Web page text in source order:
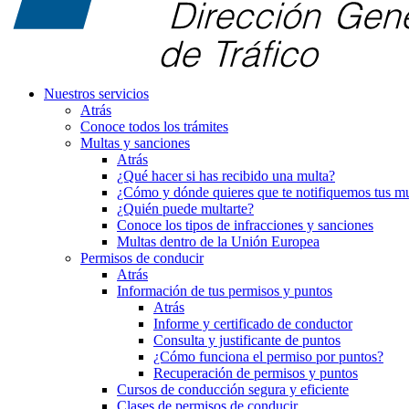
Nuestros servicios
Atrás
Conoce todos los trámites
Multas y sanciones
Atrás
¿Qué hacer si has recibido una multa?
¿Cómo y dónde quieres que te notifiquemos tus
¿Quién puede multarte?
Conoce los tipos de infracciones y sanciones
Multas dentro de la Unión Europea
Permisos de conducir
Atrás
Información de tus permisos y puntos
Atrás
Informe y certificado de conductor
Consulta y justificante de puntos
¿Cómo funciona el permiso por puntos?
Recuperación de permisos y puntos
Cursos de conducción segura y eficiente